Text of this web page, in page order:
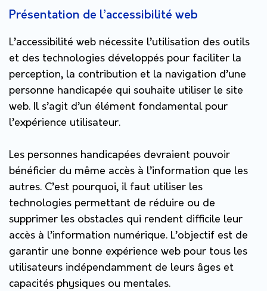
Présentation de l’accessibilité web
L’accessibilité web nécessite l’utilisation des outils
et des technologies développés pour faciliter la
perception, la contribution et la navigation d’une
personne handicapée qui souhaite utiliser le site
web. Il s’agit d’un élément fondamental pour
l’expérience utilisateur.
Les personnes handicapées devraient pouvoir
bénéficier du même accès à l’information que les
autres. C’est pourquoi, il faut utiliser les
technologies permettant de réduire ou de
supprimer les obstacles qui rendent difficile leur
accès à l’information numérique. L’objectif est de
garantir une bonne expérience web pour tous les
utilisateurs indépendamment de leurs âges et
capacités physiques ou mentales.